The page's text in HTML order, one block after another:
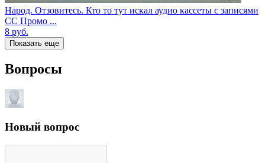
Народ. Отзовитесь. Кто то тут искал аудио кассеты с записями
СС Промо ...
8 руб.
Показать еще
Вопросы
Новый вопрос